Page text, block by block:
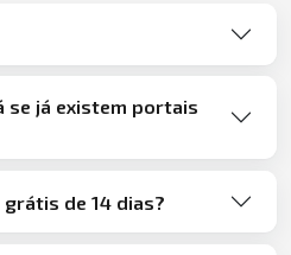
se já existem portais
de 14 dias?